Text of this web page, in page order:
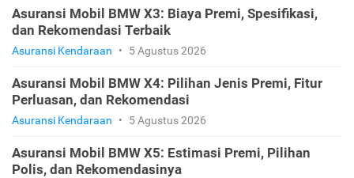
Asuransi Mobil BMW X3: Biaya Premi, Spesifikasi,
dan Rekomendasi Terbaik
Asuransi Kendaraan • 5 Agustus 2026
Asuransi Mobil BMW X4: Pilihan Jenis Premi, Fitur
Perluasan, dan Rekomendasi
Asuransi Kendaraan • 5 Agustus 2026
Asuransi Mobil BMW X5: Estimasi Premi, Pilihan
Polis, dan Rekomendasinya